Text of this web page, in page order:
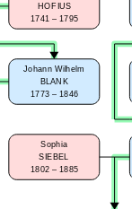
Johann Wilhelm
BLANK
1773 – 1846
Sophia
SIEBEL
1802 – 1885
HOFIUS
1741 – 1795